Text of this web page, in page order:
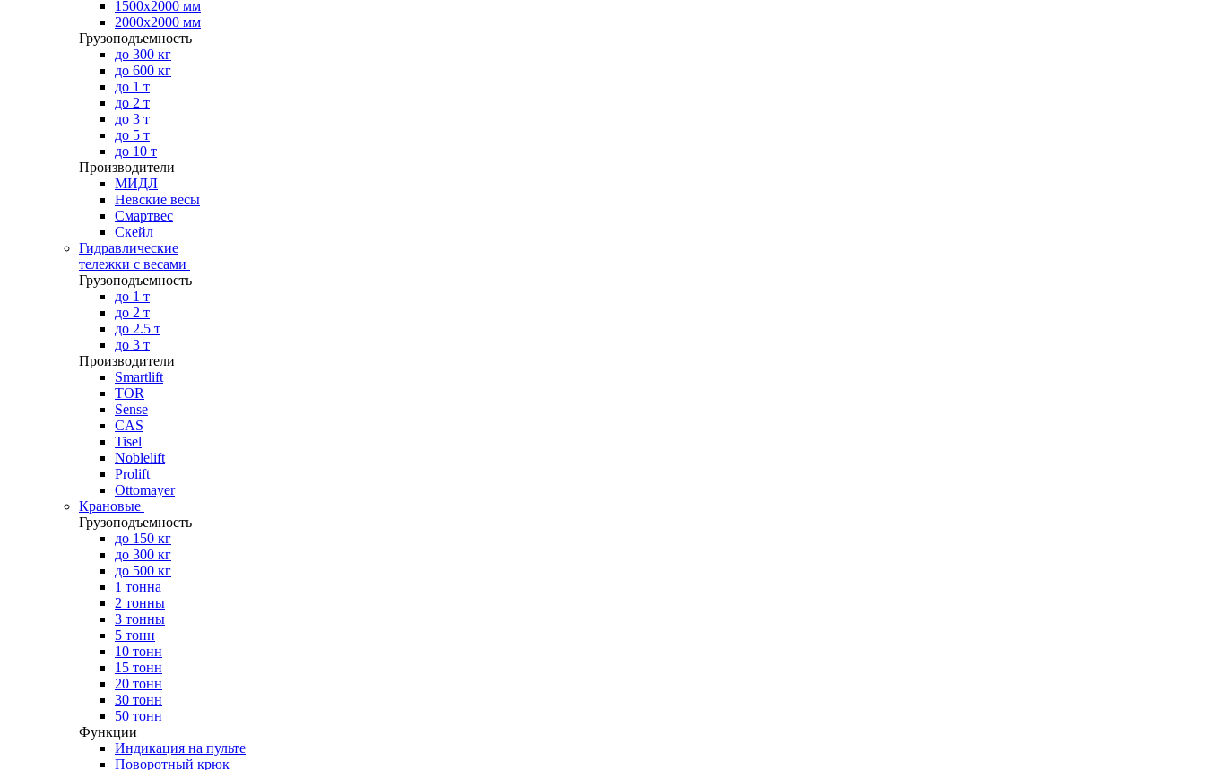
1500х2000 мм
2000х2000 мм
Грузоподъемность
до 300 кг
до 600 кг
до 1 т
до 2 т
до 3 т
до 5 т
до 10 т
Производители
МИДЛ
Невские весы
Смартвес
Скейл
Гидравлические
тележки с весами
Грузоподъемность
до 1 т
до 2 т
до 2.5 т
до 3 т
Производители
Smartlift
TOR
Sense
CAS
Tisel
Noblelift
Prolift
Ottomayer
Крановые
Грузоподъемность
до 150 кг
до 300 кг
до 500 кг
1 тонна
2 тонны
3 тонны
5 тонн
10 тонн
15 тонн
20 тонн
30 тонн
50 тонн
Функции
Индикация на пульте
Поворотный крюк